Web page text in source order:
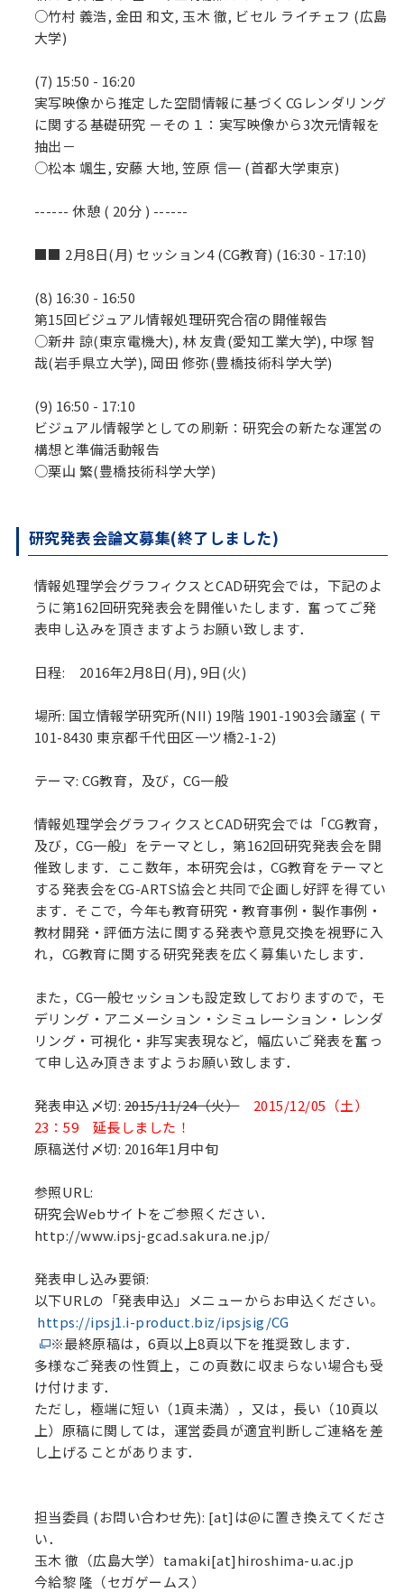
○竹村 義浩, 金田 和文, 玉木 徹, ビセル ライチェフ (広島
大学)
(7) 15:50 - 16:20
実写映像から推定した空間情報に基づくCGレンダリング
に関する基礎研究 －その１：実写映像から3次元情報を
抽出－
○松本 颯生, 安藤 大地, 笠原 信一 (首都大学東京)
------ 休憩 ( 20分 ) ------
■■ 2月8日(月) セッション4 (CG教育) (16:30 - 17:10)
(8) 16:30 - 16:50
第15回ビジュアル情報処理研究合宿の開催報告
○新井 諒(東京電機大), 林 友貴(愛知工業大学), 中塚 智
哉(岩手県立大学), 岡田 修弥(豊橋技術科学大学)
(9) 16:50 - 17:10
ビジュアル情報学としての刷新：研究会の新たな運営の
構想と準備活動報告
○栗山 繁(豊橋技術科学大学)
研究発表会論文募集(終了しました)
情報処理学会グラフィクスとCAD研究会では，下記のよ
うに第162回研究発表会を開催いたします．奮ってご発
表申し込みを頂きますようお願い致します．
日程: 2016年2月8日(月), 9日(火)
場所: 国立情報学研究所(NII) 19階 1901-1903会議室 ( 〒
101-8430 東京都千代田区一ツ橋2-1-2)
テーマ: CG教育，及び，CG一般
情報処理学会グラフィクスとCAD研究会では「CG教育，
及び，CG一般」をテーマとし，第162回研究発表会を開
催致します．ここ数年，本研究会は，CG教育をテーマと
する発表会をCG-ARTS協会と共同で企画し好評を得てい
ます．そこで，今年も教育研究・教育事例・製作事例・
教材開発・評価方法に関する発表や意見交換を視野に入
れ，CG教育に関する研究発表を広く募集いたします．
また，CG一般セッションも設定致しておりますので，モ
デリング・アニメーション・シミュレーション・レンダ
リング・可視化・非写実表現など，幅広いご発表を奮っ
て申し込み頂きますようお願い致します．
発表申込〆切: 2015/11/24（火）
2015/12/05（土）
23：59 延長しました！
原稿送付〆切: 2016年1月中旬
参照URL:
研究会Webサイトをご参照ください．
http://www.ipsj-gcad.sakura.ne.jp/
発表申し込み要領:
以下URLの「発表申込」メニューからお申込ください。
https://ipsj1.i-product.biz/ipsjsig/CG
※最終原稿は，6頁以上8頁以下を推奨致します．
多様なご発表の性質上，この頁数に収まらない場合も受
け付けます．
ただし，極端に短い（1頁未満），又は，長い（10頁以
上）原稿に関しては，運営委員が適宜判断しご連絡を差
し上げることがあります．
担当委員 (お問い合わせ先): [at]は@に置き換えてくださ
い．
玉木 徹（広島大学）tamaki[at]hiroshima-u.ac.jp
今給黎 隆（セガゲームス）